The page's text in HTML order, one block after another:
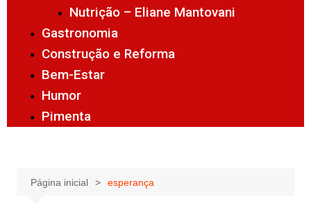
Nutrição – Eliane Mantovani
Gastronomia
Construção e Reforma
Bem-Estar
Humor
Pimenta
Página inicial esperança